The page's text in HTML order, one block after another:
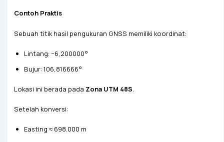
Contoh Praktis
Sebuah titik hasil pengukuran GNSS memiliki koordinat:
Lintang: −6,200000°
Bujur: 106,816666°
Lokasi ini berada pada Zona UTM 48S.
Setelah konversi:
Easting ≈ 698.000 m